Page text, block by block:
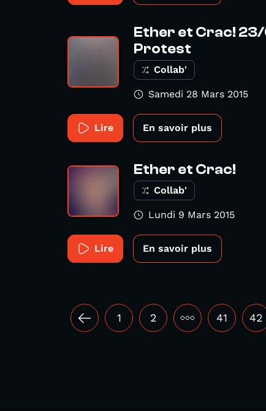
Ether et Crac!
Protest
Collab'
Samedi 28 Mars 2015
Lire En savoir plus
Ether et Crac!
Collab'
Lundi 9 Mars 2015
Lire En savoir plus
1 2 ••• 41 42